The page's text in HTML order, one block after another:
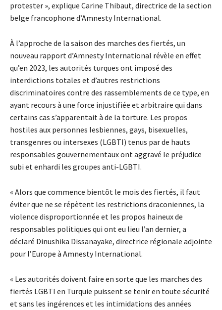
protester », explique Carine Thibaut, directrice de la section
belge francophone d’Amnesty International.
À l’approche de la saison des marches des fiertés, un
nouveau rapport d’Amnesty International révèle en effet
qu’en 2023, les autorités turques ont imposé des
interdictions totales et d’autres restrictions
discriminatoires contre des rassemblements de ce type, en
ayant recours à une force injustifiée et arbitraire qui dans
certains cas s’apparentait à de la torture. Les propos
hostiles aux personnes lesbiennes, gays, bisexuelles,
transgenres ou intersexes (LGBTI) tenus par de hauts
responsables gouvernementaux ont aggravé le préjudice
subi et enhardi les groupes anti-LGBTI.
« Alors que commence bientôt le mois des fiertés, il faut
éviter que ne se répètent les restrictions draconiennes, la
violence disproportionnée et les propos haineux de
responsables politiques qui ont eu lieu l’an dernier, a
déclaré Dinushika Dissanayake, directrice régionale adjointe
pour l’Europe à Amnesty International.
« Les autorités doivent faire en sorte que les marches des
fiertés LGBTI en Turquie puissent se tenir en toute sécurité
et sans les ingérences et les intimidations des années